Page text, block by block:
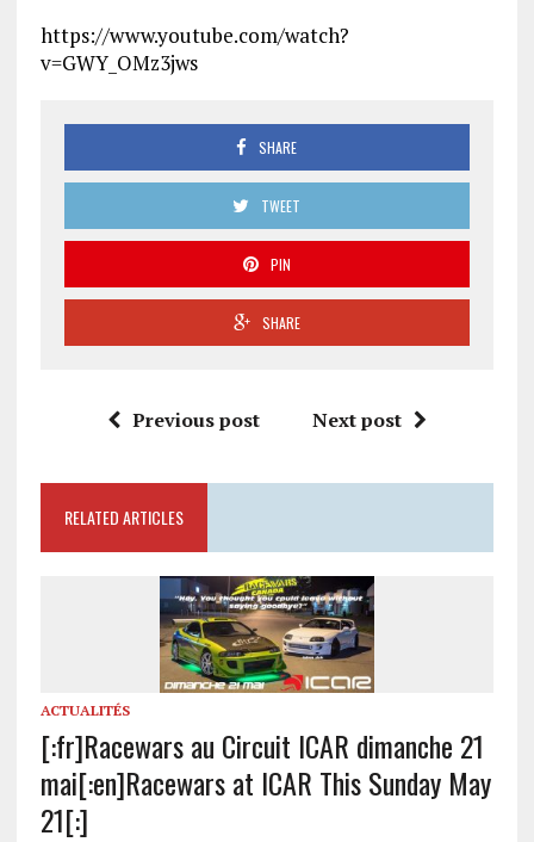
https://www.youtube.com/watch?
v=GWY_OMz3jws
SHARE
TWEET
PIN
SHARE
Previous post Next post
RELATED ARTICLES
ACTUALITÉS
[:fr]Racewars au Circuit ICAR dimanche 21
mai[:en]Racewars at ICAR This Sunday May
21[:]